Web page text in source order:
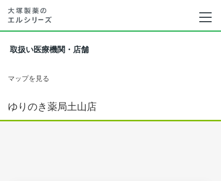
取扱い医療機関・店舗
マップを見る
ゆりのき薬局土山店